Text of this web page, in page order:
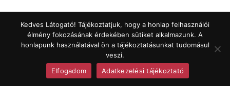
Kedves Látogató! Tájékoztatjuk, hogy a honlap felhasználói
élmény fokozásának érdekében sütiket alkalmazunk. A
honlapunk használatával ön a tájékoztatásunkat tudomásul
veszi.
Elfogadom
Adatkezelési tájékoztató